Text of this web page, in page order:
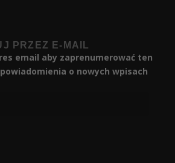
PRZEZ E-MAIL
email aby zaprenumerować ten
o nowych wpisach